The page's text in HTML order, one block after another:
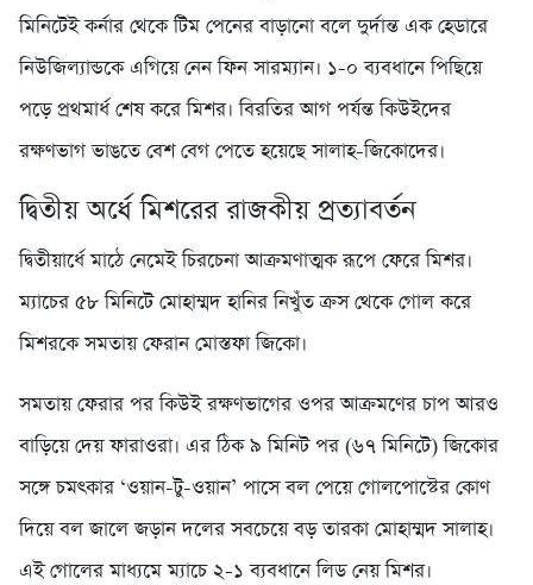
মিনিটেই কর্নার থেকে টিম পেনের বাড়ানো বলে দুর্দান্ত এক হেডারে
নিউজিল্যান্ডকে এগিয়ে নেন ফিন সারম্যান। ১-০ ব্যবধানে পিছিয়ে
পড়ে প্রথমার্ধ শেষ করে মিশর। বিরতির আগ পর্যন্ত কিউইদের
রক্ষণভাগ ভাঙতে বেশ বেগ পেতে হয়েছে সালাহ-জিকোদের।
দ্বিতীয় অর্ধে মিশরের রাজকীয় প্রত্যাবর্তন
দ্বিতীয়ার্ধে মাঠে নেমেই চিরচেনা আক্রমণাত্মক রূপে ফেরে মিশর।
ম্যাচের ৫৮ মিনিটে মোহাম্মদ হানির নিখুঁত ক্রস থেকে গোল করে
মিশরকে সমতায় ফেরান মোস্তফা জিকো।
সমতায় ফেরার পর কিউই রক্ষণভাগের ওপর আক্রমণের চাপ আরও
বাড়িয়ে দেয় ফারাওরা। এর ঠিক ৯ মিনিট পর (৬৭ মিনিটে) জিকোর
সঙ্গে চমৎকার ‘ওয়ান-টু-ওয়ান’ পাসে বল পেয়ে গোলপোস্টের কোণ
দিয়ে বল জালে জড়ান দলের সবচেয়ে বড় তারকা মোহাম্মদ সালাহ।
এই গোলের মাধ্যমে ম্যাচে ২-১ ব্যবধানে লিড নেয় মিশর।